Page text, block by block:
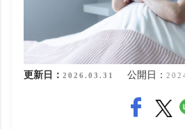
更新日：2026.03.31 公開日：